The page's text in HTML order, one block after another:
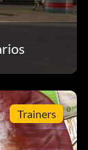
Trainers